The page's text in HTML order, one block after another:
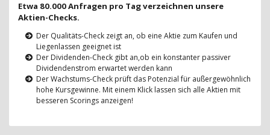
Etwa 80.000 Anfragen pro Tag verzeichnen unsere
Aktien-Checks.
Der Qualitäts-Check zeigt an, ob eine Aktie zum Kaufen und
Liegenlassen geeignet ist
Der Dividenden-Check gibt an,ob ein konstanter passiver
Dividendenstrom erwartet werden kann
Der Wachstums-Check prüft das Potenzial für außergewöhnlich
hohe Kursgewinne. Mit einem Klick lassen sich alle Aktien mit
besseren Scorings anzeigen!